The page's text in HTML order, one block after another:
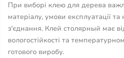
При виборі клею для дерева
матеріалу, умови експлуатації та
з'єднання. Клей столярный має
вологостійкості та
готового виробу.